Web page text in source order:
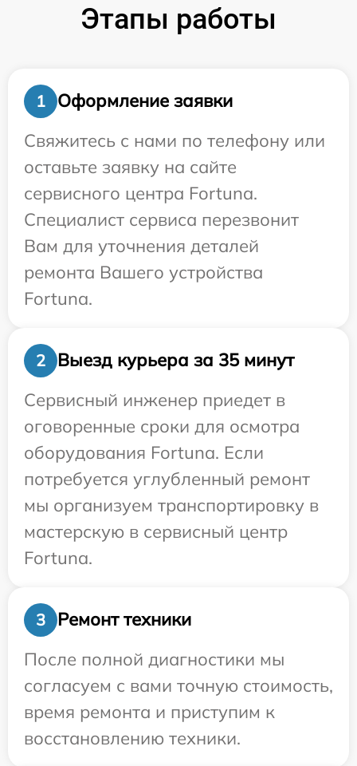
Этапы работы
1
Оформление заявки
Свяжитесь с нами по телефону или
оставьте заявку на сайте
сервисного центра Fortuna.
Специалист сервиса перезвонит
Вам для уточнения деталей
ремонта Вашего устройства
Fortuna.
2
Выезд курьера за 35 минут
Сервисный инженер приедет в
оговоренные сроки для осмотра
оборудования Fortuna. Если
потребуется углубленный ремонт
мы организуем транспортировку в
мастерскую в сервисный центр
Fortuna.
3
Ремонт техники
После полной диагностики мы
согласуем с вами точную стоимость,
время ремонта и приступим к
восстановлению техники.